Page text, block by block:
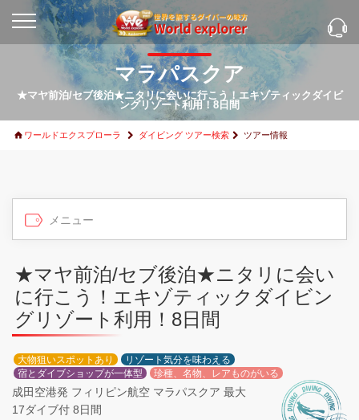
マラパスクア
★マヤ前泊/セブ後泊★ニタリに会いに行こう！エキゾティックダイビ
ングリゾート利用！8日間
ワールドエクスプローラ ダイビング ツアー検索 ツアー情報
★マヤ前泊/セブ後泊★ニタリに会い
に行こう！エキゾティックダイビン
グリゾート利用！8日間
大物狙いスポットあり
リゾート気分を味わえる
宿とダイブショップが一体型
珍種、名物、レアものがいる
成田空港発 フィリピン航空 マラパスクア 最大
17ダイブ付 8日間